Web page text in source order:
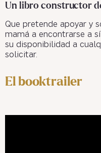
Un libro constructor
Que pretende apoyar y
mamá a encontrarse a
su disponibilidad a
solicitar.
El booktrailer